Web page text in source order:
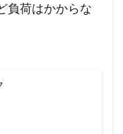
負荷はかからな